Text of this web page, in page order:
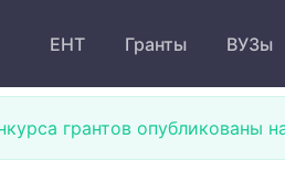
ЕНТ Гранты ВУЗы
грантов опубликованы